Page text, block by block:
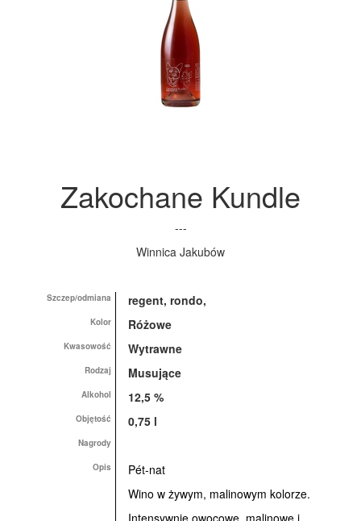
Zakochane Kundle
---
Winnica Jakubów
Szczep/odmiana regent, rondo,
Kolor Różowe
Kwasowość Wytrawne
Rodzaj Musujące
Alkohol 12,5 %
Objętość 0,75 l
Nagrody
Opis
Pét-nat
Wino w żywym, malinowym kolorze.
Intensywnie owocowe, malinowe i